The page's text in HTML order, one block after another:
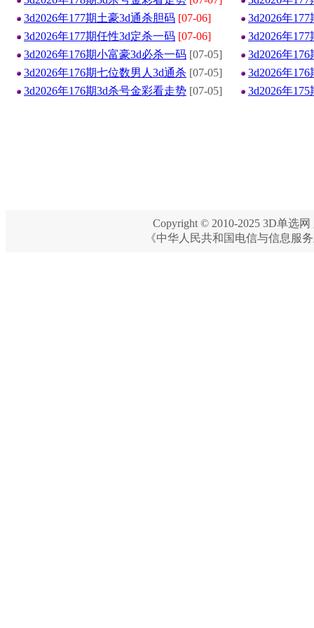
3d2026年177期土豪3d通杀胆码 [07-06]
3d2026年
3d2026年177期任性3d定杀一码 [07-06]
3d2026年
3d2026年176期小富豪3d必杀一码 [07-05]
3d2026年
3d2026年176期七位数男人3d通杀 [07-05]
3d2026年
3d2026年176期3d杀号金彩看走势 [07-05] 3d2026年
Copyright © 2010-2025 3D单选网
《中华人民共和国电信与信息服